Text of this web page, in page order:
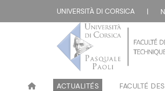
UNIVERSITÀ DI CORSICA |
ACTUALITÉS FACULTÉ